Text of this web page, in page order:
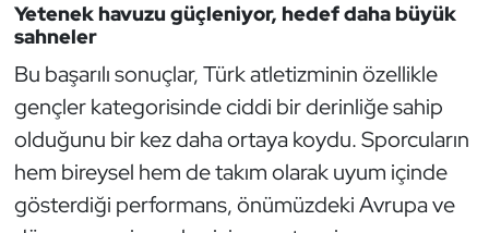
Yetenek havuzu güçleniyor, hedef daha büyük
sahneler
Bu başarılı sonuçlar, Türk atletizminin özellikle
gençler kategorisinde ciddi bir derinliğe sahip
olduğunu bir kez daha ortaya koydu. Sporcuların
hem bireysel hem de takım olarak uyum içinde
gösterdiği performans, önümüzdeki Avrupa ve
Sualtı Sporları
Tekvando
Tenis